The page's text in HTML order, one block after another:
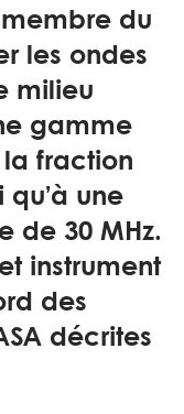
membre du
les ondes
milieu
gamme
fraction
qu’à une
de 30 MHz.
instrument
des
décrites